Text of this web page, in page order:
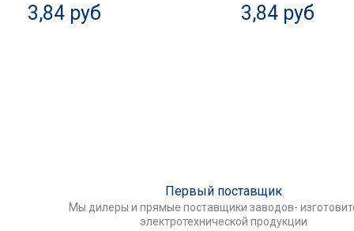
3,84 руб 3,84 руб
Первый поставщик
Мы дилеры и прямые поставщики заводов-
электротехнической продукции